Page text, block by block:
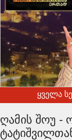
ყველა
ღამის შოუ -